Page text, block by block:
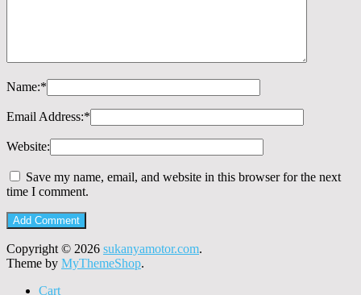
Name:*
Email Address:*
Website:
Save my name, email, and website in this browser for the next
time I comment.
Copyright © 2026 sukanyamotor.com.
Theme by MyThemeShop.
Cart